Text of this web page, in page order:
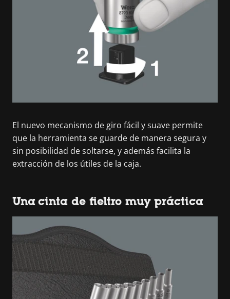
El nuevo mecanismo de giro fácil y suave permite
que la herramienta se guarde de manera segura y
sin posibilidad de soltarse, y además facilita la
extracción de los útiles de la caja.
Una cinta de fieltro muy práctica